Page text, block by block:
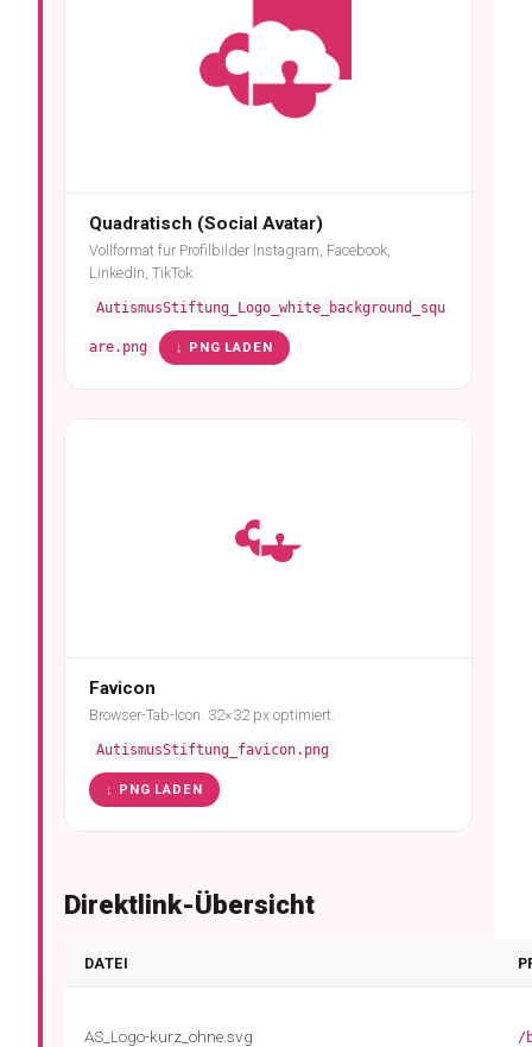
Quadratisch (Social Avatar)
Vollformat für Profilbilder Instagram, Facebook,
LinkedIn, TikTok.
AutismusStiftung_Logo_white_background_squ
are.png ↓ PNG LADEN
Favicon
Browser-Tab-Icon. 32×32 px optimiert.
AutismusStiftung_favicon.png
↓ PNG LADEN
Direktlink-Übersicht
DATEI
AS_Logo-kurz_ohne.svg /